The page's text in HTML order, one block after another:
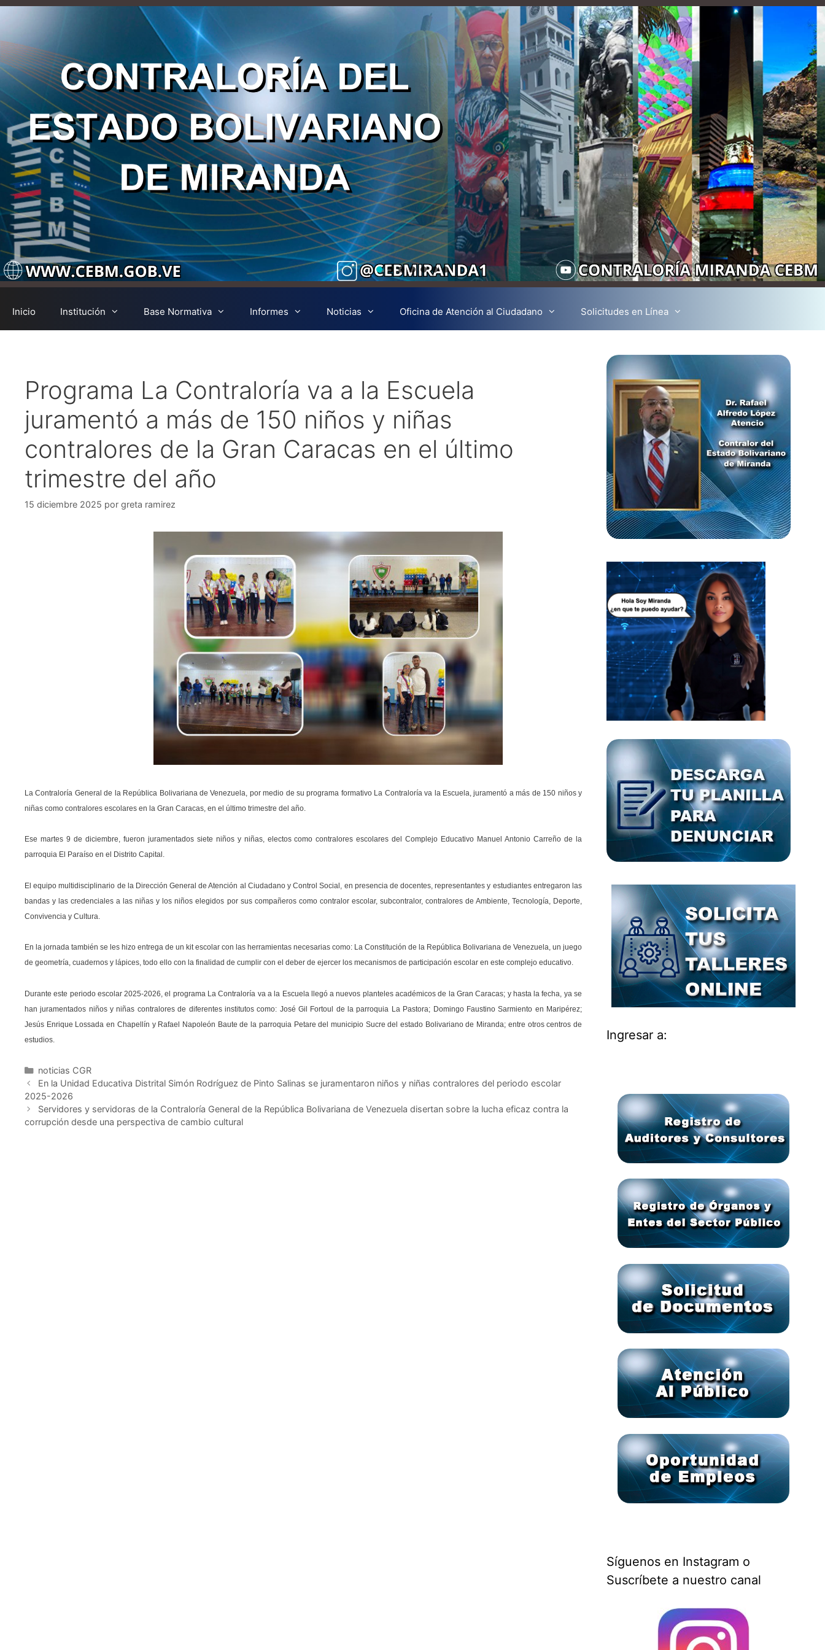
Inicio Institución Base Normativa Informes Noticias Oficina de Atención al Ciudadano Solicitudes en Línea
Programa La Contraloría va a la Escuela
juramentó a más de 150 niños y niñas
contralores de la Gran Caracas en el último
trimestre del año
15 diciembre 2025 por greta ramirez
La Contraloría General de la República Bolivariana de Venezuela, por medio de su programa formativo La Contraloría va la Escuela, juramentó a más de 150 niños y
niñas como contralores escolares en la Gran Caracas, en el último trimestre del año.
Ese martes 9 de diciembre, fueron juramentados siete niños y niñas, electos como contralores escolares del Complejo Educativo Manuel Antonio Carreño de la
parroquia El Paraíso en el Distrito Capital.
El equipo multidisciplinario de la Dirección General de Atención al Ciudadano y Control Social, en presencia de docentes, representantes y estudiantes entregaron las
bandas y las credenciales a las niñas y los niños elegidos por sus compañeros como contralor escolar, subcontralor, contralores de Ambiente, Tecnología, Deporte,
Convivencia y Cultura.
En la jornada también se les hizo entrega de un kit escolar con las herramientas necesarias como: La Constitución de la República Bolivariana de Venezuela, un juego
de geometría, cuadernos y lápices, todo ello con la finalidad de cumplir con el deber de ejercer los mecanismos de participación escolar en este complejo educativo.
Durante este periodo escolar 2025-2026, el programa La Contraloría va a la Escuela llegó a nuevos planteles académicos de la Gran Caracas; y hasta la fecha, ya se
han juramentados niños y niñas contralores de diferentes institutos como: José Gil Fortoul de la parroquia La Pastora; Domingo Faustino Sarmiento en Maripérez;
Jesús Enrique Lossada en Chapellín y Rafael Napoleón Baute de la parroquia Petare del municipio Sucre del estado Bolivariano de Miranda; entre otros centros de
estudios.
noticias CGR
En la Unidad Educativa Distrital Simón Rodríguez de Pinto Salinas se juramentaron niños y niñas contralores del periodo escolar
2025-2026
Servidores y servidoras de la Contraloría General de la República Bolivariana de Venezuela disertan sobre la lucha eficaz contra la
corrupción desde una perspectiva de cambio cultural
Ingresar a:
Síguenos en Instagram o
Suscríbete a nuestro canal